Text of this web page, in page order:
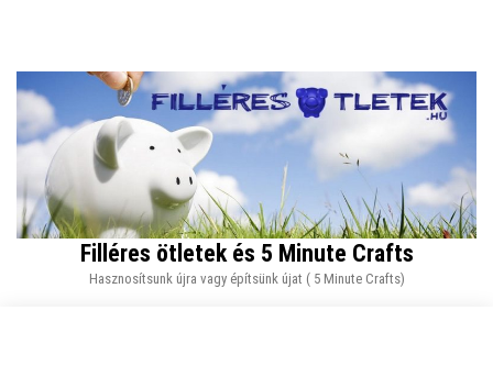
Filléres ötletek és 5 Minute Crafts
Hasznosítsunk újra vagy építsünk újat ( 5 Minute Crafts)